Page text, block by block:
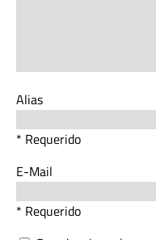
Alias
* Requerido
E-Mail
* Requerido